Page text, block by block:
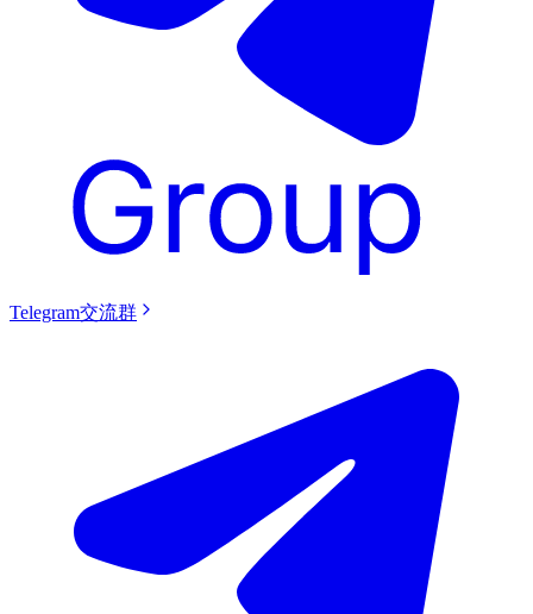
Telegram交流群